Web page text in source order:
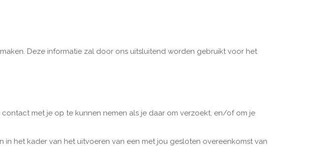
Deze informatie zal door ons uitsluitend worden gebruikt voor het
met je op te kunnen nemen als je daar om verzoekt, en/of om je
het kader van het uitvoeren van een met jou gesloten overeenkomst van